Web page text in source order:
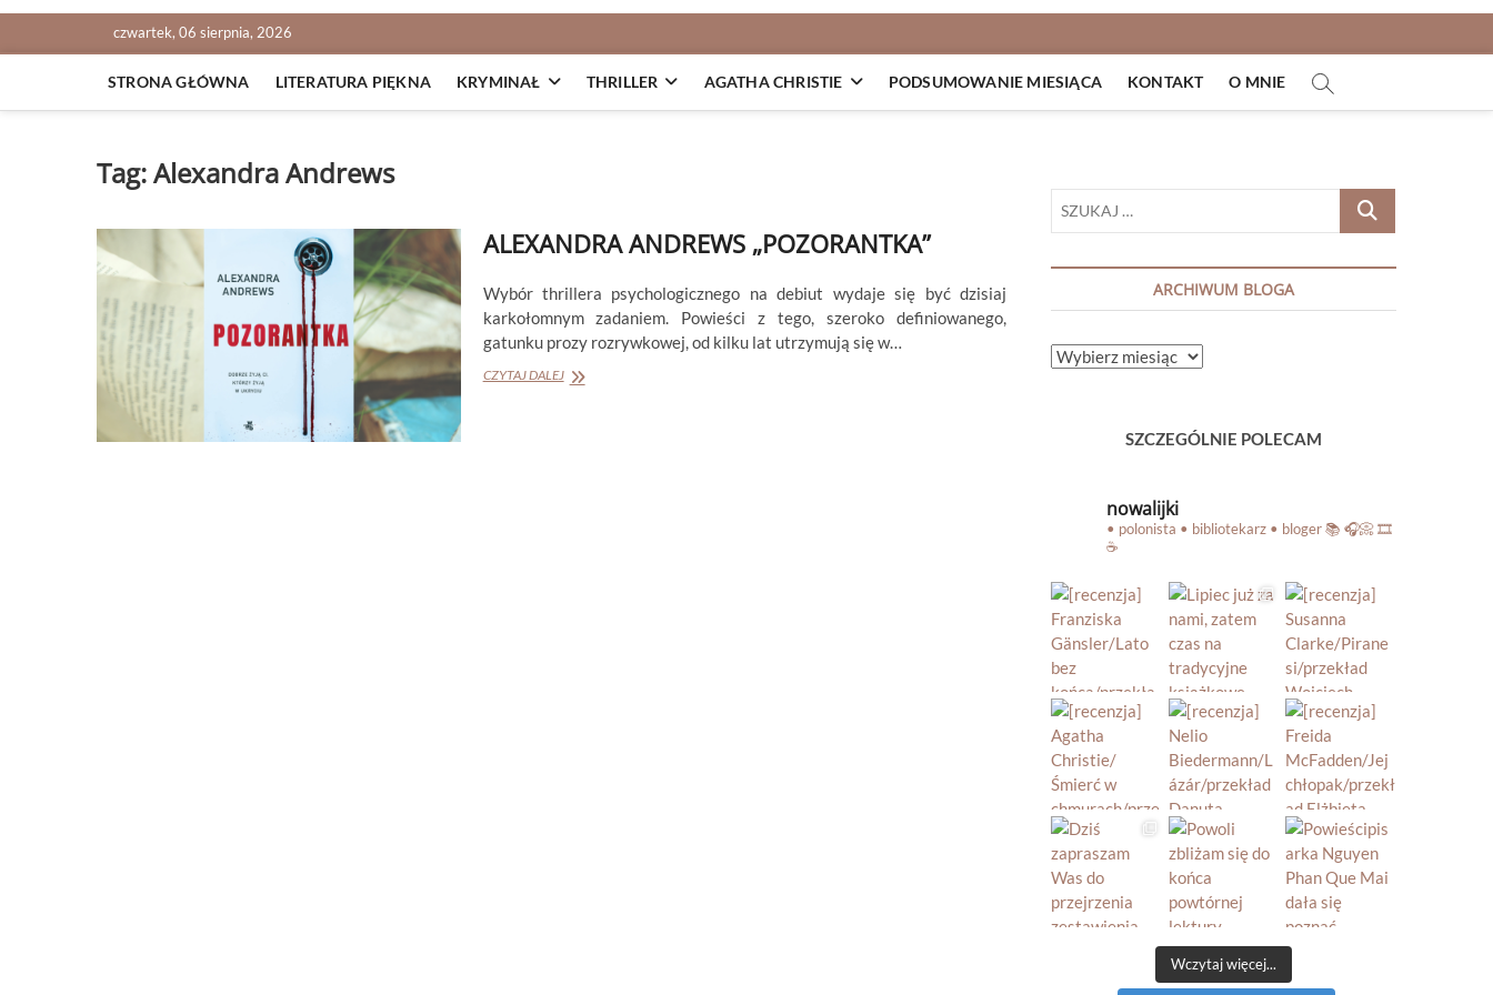
czwartek, 06 sierpnia, 2026
STRONA GŁÓWNA LITERATURA PIĘKNA KRYMINAŁ THRILLER AGATHA CHRISTIE PODSUMOWANIE MIESIĄCA KONTAKT O MNIE
Tag:Alexandra Andrews
ALEXANDRA ANDREWS „POZORANTKA”
Wybór thrillera psychologicznego na debiut wydaje się być dzisiaj
karkołomnym zadaniem. Powieści z tego, szeroko definiowanego,
gatunku prozy rozrywkowej, od kilku lat utrzymują się w…
CZYTAJ DALEJALEXANDRA
SZUKAJ
ARCHIWUM BLOGA
ARCHIWUM
SZCZEGÓLNIE POLECAM
nowalijki
• polonista • bibliotekarz • bloger📚 🎧📀 🎞️
☕️
Wczytaj więcej...